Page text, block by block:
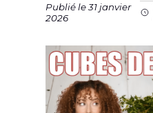
Publié le 31 janvier
2026